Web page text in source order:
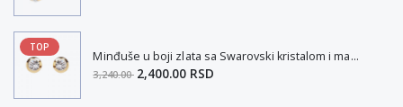
TOP
Minđuše u boji zlata sa Swarovski kristalom i magnetom
3,240.00 2,400.00 RSD